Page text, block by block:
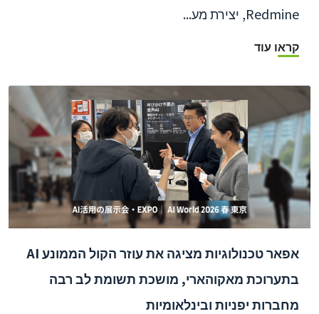
Redmine, יצירת מע...
קראו עוד
אפאר טכנולוגיות מציגה את עוזר הקול הממונע AI
בתערוכת מאקוהארי, מושכת תשומת לב רבה
מחברות יפניות ובינלאומיות